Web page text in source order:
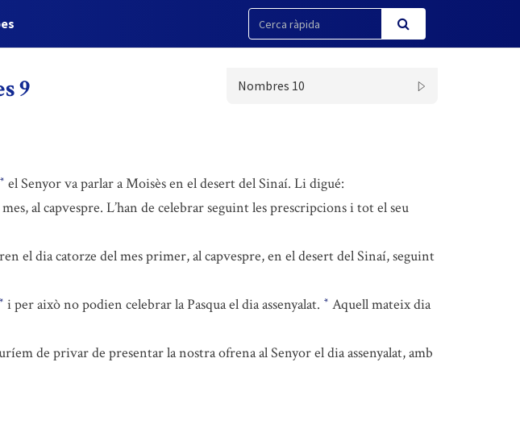
9 Nombres 10
* el Senyor va parlar a Moisès en el desert del Sinaí. Li digué:
mes, al capvespre. L’han de celebrar seguint les prescripcions i tot el seu
el dia catorze del mes primer, al capvespre, en el desert del Sinaí, seguint
* i per això no podien celebrar la Pasqua el dia assenyalat. * Aquell mateix dia
de privar de presentar la nostra ofrena al Senyor el dia assenyalat, amb